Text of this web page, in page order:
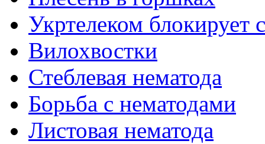
Укртелеком блокирует
Вилохвостки
Стеблевая нематода
Борьба с нематодами
Листовая нематода